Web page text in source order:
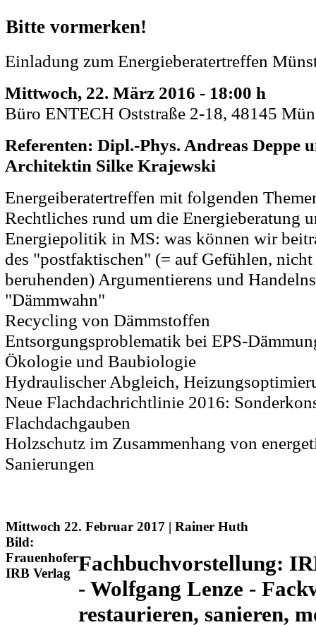
Bitte vormerken!
Einladung zum Energieberatertreffen
Mittwoch, 22. März 2016 - 18:00 h
Büro ENTECH Oststraße 2-18, 48145
Referenten: Dipl.-Phys. Andreas Deppe
Architektin Silke Krajewski
Energeiberatertreffen mit folgenden
Rechtliches rund um die Energieberatung
Energiepolitik in MS: was können wir
des "postfaktischen" (= auf Gefühlen, nicht
beruhenden) Argumentierens und
"Dämmwahn"
Recycling von Dämmstoffen
Entsorgungsproblematik bei EPS-
Ökologie und Baubiologie
Hydraulischer Abgleich,
Neue Flachdachrichtlinie 2016:
Flachdachgauben
Holzschutz im Zusammenhang von
Sanierungen
Mittwoch 22. Februar 2017 | Rainer Huth
Bild:
Frauenhofer
IRB Verlag Fachbuchvorstellung:
- Wolfgang Lenze -
restaurieren, sanieren,